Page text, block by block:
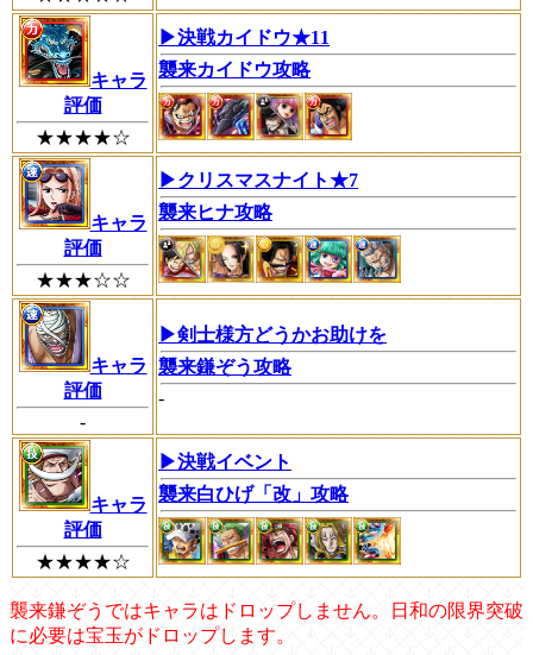
キャラ
評価
★★★★☆
▶︎決戦カイドウ★11
襲来カイドウ攻略
キャラ
評価
★★★☆☆
▶︎クリスマスナイト★7
襲来ヒナ攻略
キャラ
評価
-
▶︎剣士様方どうかお助けを
襲来鎌ぞう攻略
-
キャラ
評価
★★★★☆
▶︎決戦イベント
襲来白ひげ「改」攻略
襲来鎌ぞうではキャラはドロップしません。日和の限界突破
に必要は宝玉がドロップします。